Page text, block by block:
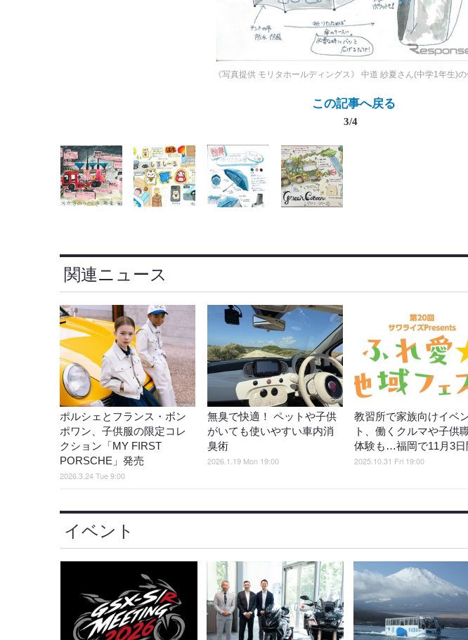
《写真提供 モリタホールディングス》 中道 紗夏さん(中学1年生)の
この記事へ戻る
3/4
関連ニュース
ポルシェとフランス・ボン
ポワン、子供服の限定コレ
クション「MY FIRST
PORSCHE」発売
2026.3.24 Tue 9:00
無臭で快適！ ペットや子供
がいても使いやすい車内消
臭術
2026.1.19 Mon 19:00
教習所で家族向けイベ
ト、働くクルマや子供
体験も…福岡で11月3日
2025.10.31 Fri 19:00
イベント